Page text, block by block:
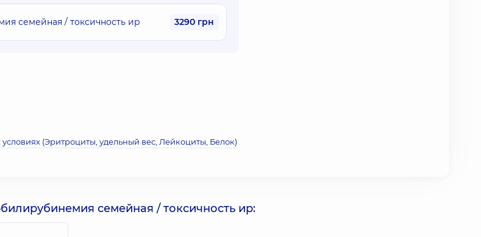
семейная / токсичность ир 3290 грн
(Эритроциты, удельный вес, Лейкоциты, Белок)
семейная / токсичность ир: